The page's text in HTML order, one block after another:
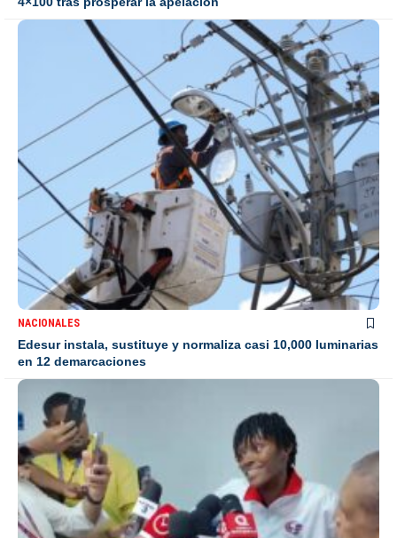
NACIONALES
Edesur instala, sustituye y normaliza casi 10,000 luminarias
en 12 demarcaciones